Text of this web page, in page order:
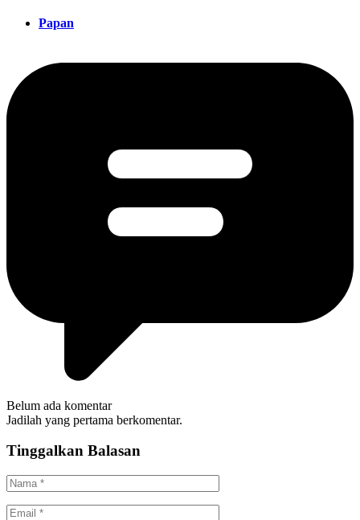
Papan
Belum ada komentar
Jadilah yang pertama berkomentar.
Tinggalkan Balasan